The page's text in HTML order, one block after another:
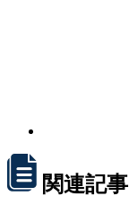
関連記事